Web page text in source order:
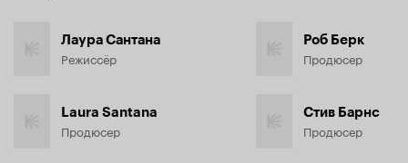
Лаура Сантана
Режиссёр
Laura Santana
Продюсер
Роб Берк
Продюсер
Стив Барнс
Продюсер